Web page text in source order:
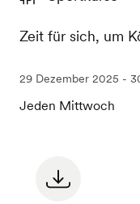
Zeit für sich, um
29 Dezember 2025 -
Jeden Mittwoch